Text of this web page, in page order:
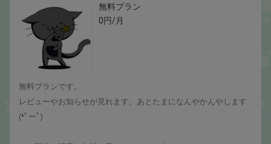
無料プラン
0円/月
無料プランです。
レビューやお知らせが見れます。あとたまになんやかんやします
(*ﾟーﾟ)